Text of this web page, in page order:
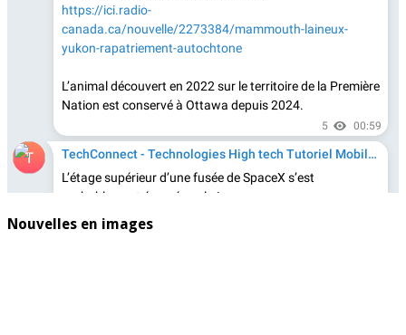
Nouvelles en images